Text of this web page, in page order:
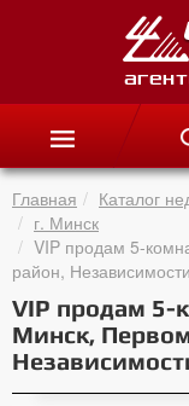
Главная Каталог
г. Минск
VIP продам 5-
район,
VIP продам 5-
Минск,